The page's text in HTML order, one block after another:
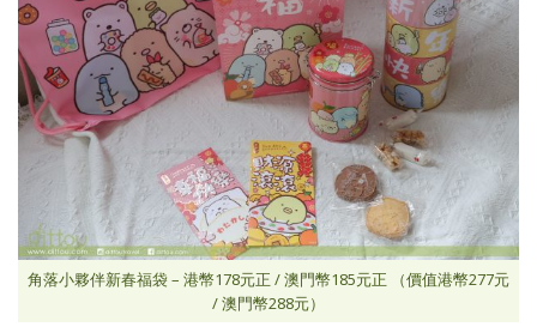
角落小夥伴新春福袋 – 港幣178元正 / 澳門幣185元正 （價值港幣277元
/ 澳門幣288元）